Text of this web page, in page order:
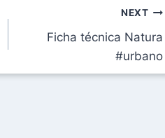
NEXT
Ficha técnica Natura
#urbano